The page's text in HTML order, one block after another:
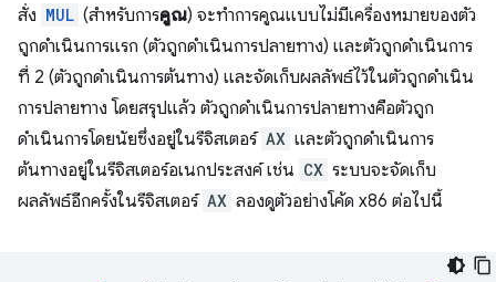
สั่ง MUL (สำหรับการคูณ) จะทำการคูณแบบไม่มีเครื่องหมายของตัว
ถูกดำเนินการแรก (ตัวถูกดำเนินการปลายทาง) และตัวถูกดำเนินการ
ที่ 2 (ตัวถูกดำเนินการต้นทาง) และจัดเก็บผลลัพธ์ไว้ในตัวถูกดำเนิน
การปลายทาง โดยสรุปแล้ว ตัวถูกดำเนินการปลายทางคือตัวถูก
ดำเนินการโดยนัยซึ่งอยู่ในรีจิสเตอร์ AX และตัวถูกดำเนินการ
ต้นทางอยู่ในรีจิสเตอร์อเนกประสงค์ เช่น CX ระบบจะจัดเก็บ
ผลลัพธ์อีกครั้งในรีจิสเตอร์ AX ลองดูตัวอย่างโค้ด x86 ต่อไปนี้